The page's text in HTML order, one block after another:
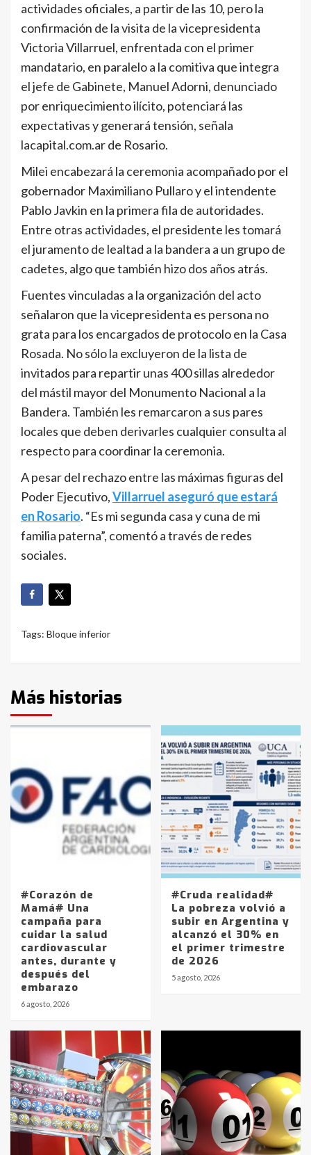
actividades oficiales, a partir de las 10, pero la
confirmación de la visita de la vicepresidenta
Victoria Villarruel, enfrentada con el primer
mandatario, en paralelo a la comitiva que integra
el jefe de Gabinete, Manuel Adorni, denunciado
por enriquecimiento ilícito, potenciará las
expectativas y generará tensión, señala
lacapital.com.ar de Rosario.
Milei encabezará la ceremonia acompañado por el
gobernador Maximiliano Pullaro y el intendente
Pablo Javkin en la primera fila de autoridades.
Entre otras actividades, el presidente les tomará
el juramento de lealtad a la bandera a un grupo de
cadetes, algo que también hizo dos años atrás.
Fuentes vinculadas a la organización del acto
señalaron que la vicepresidenta es persona no
grata para los encargados de protocolo en la Casa
Rosada. No sólo la excluyeron de la lista de
invitados para repartir unas 400 sillas alrededor
del mástil mayor del Monumento Nacional a la
Bandera. También les remarcaron a sus pares
locales que deben derivarles cualquier consulta al
respecto para coordinar la ceremonia.
A pesar del rechazo entre las máximas figuras del
Poder Ejecutivo,Villarruel aseguró que estará
en Rosario. “Es mi segunda casa y cuna de mi
familia paterna”, comentó a través de redes
sociales.
Tags: Bloque inferior
Más historias
#Corazón de
Mamá# Una
campaña para
cuidar la salud
cardiovascular
antes, durante y
después del
embarazo
6 agosto, 2026
#Cruda realidad#
La pobreza volvió a
subir en Argentina y
alcanzó el 30% en
el primer trimestre
de 2026
5 agosto, 2026